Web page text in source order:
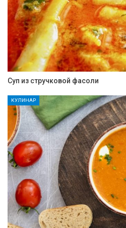
Суп из стручковой фасоли
КУЛИНАР